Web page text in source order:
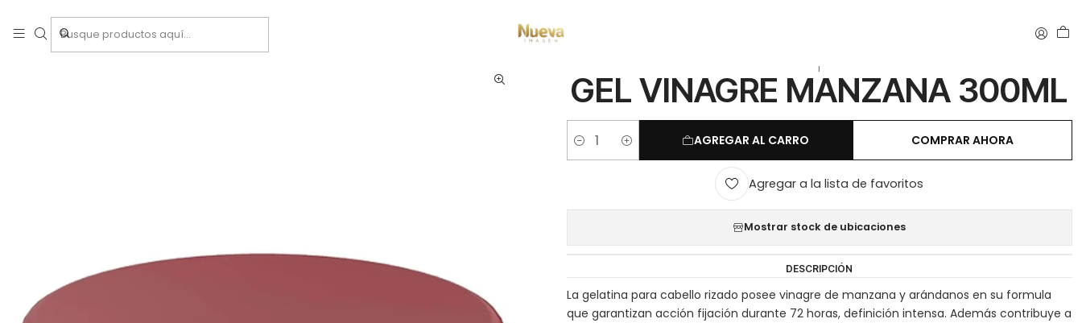
|
GEL VINAGRE MANZANA 300ML
Cantidad AGREGAR AL CARRO COMPRAR AHORA
Agregar a la lista de favoritos
Mostrar stock de ubicaciones
DESCRIPCIÓN
La gelatina para cabello rizado posee vinagre de manzana y arándanos en su formula
que garantizan acción fijación durante 72 horas, definición intensa. Además contribuye a